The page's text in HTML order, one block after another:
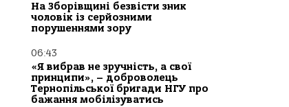
На Зборівщині безвісти зник
чоловік із серйозними
порушеннями зору
06:43
«Я вибрав не зручність, а свої
принципи», – доброволець
Тернопільської бригади НГУ про
бажання мобілізуватись